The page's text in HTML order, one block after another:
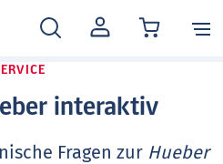
MEIN
KONTO
interaktiv
Fragen zur Hueber